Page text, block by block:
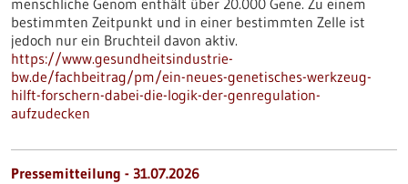
menschliche Genom enthält über 20.000 Gene. Zu einem
bestimmten Zeitpunkt und in einer bestimmten Zelle ist
jedoch nur ein Bruchteil davon aktiv.
https://www.gesundheitsindustrie-
bw.de/fachbeitrag/pm/ein-neues-genetisches-werkzeug-
hilft-forschern-dabei-die-logik-der-genregulation-
aufzudecken
Pressemitteilung - 31.07.2026